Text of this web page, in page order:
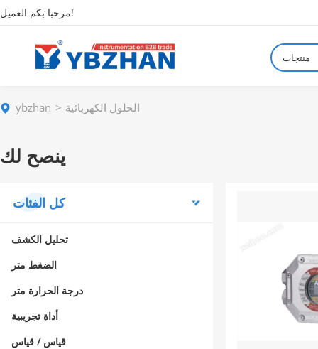
مرحبا بكم العميل!
منتجات
ybzhan الحلول الكهربائية
ينصح لك
كل الفئات
تحليل الكشف
الضغط متر
درجة الحرارة متر
أداة تجريبية
قياس / قياس